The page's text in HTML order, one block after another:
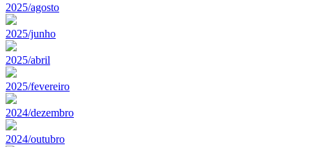
2025/agosto
2025/junho
2025/abril
2025/fevereiro
2024/dezembro
2024/outubro